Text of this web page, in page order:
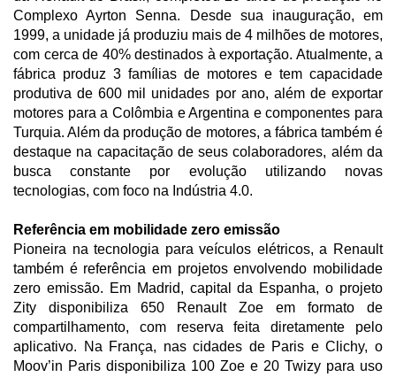
Complexo Ayrton Senna. Desde sua inauguração, em
1999, a unidade já produziu mais de 4 milhões de motores,
com cerca de 40% destinados à exportação. Atualmente, a
fábrica produz 3 famílias de motores e tem capacidade
produtiva de 600 mil unidades por ano, além de exportar
motores para a Colômbia e Argentina e componentes para
Turquia. Além da produção de motores, a fábrica também é
destaque na capacitação de seus colaboradores, além da
busca constante por evolução utilizando novas
tecnologias, com foco na Indústria 4.0.
Referência em mobilidade zero emissão
Pioneira na tecnologia para veículos elétricos, a Renault
também é referência em projetos envolvendo mobilidade
zero emissão. Em Madrid, capital da Espanha, o projeto
Zity disponibiliza 650 Renault Zoe em formato de
compartilhamento, com reserva feita diretamente pelo
aplicativo. Na França, nas cidades de Paris e Clichy, o
Moov’in Paris disponibiliza 100 Zoe e 20 Twizy para uso